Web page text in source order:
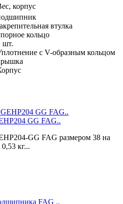
корпус
втулка
кольцо
шт.
с V-образным кольцом
GG FAG..
GG FAG размером 38 на
кг...